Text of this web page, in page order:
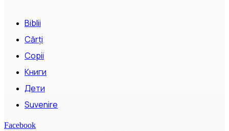
Biblii
Cărți
Copii
Книги
Дети
Suvenire
Facebook